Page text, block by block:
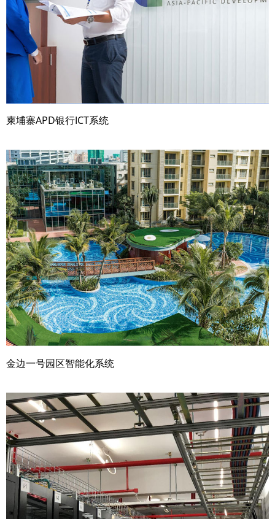
柬埔寨APD银行ICT系统
金边一号园区智能化系统